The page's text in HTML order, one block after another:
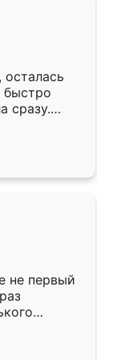
осталась
быстро
сразу.
к
Собрали
даже
не первый
раз
очень